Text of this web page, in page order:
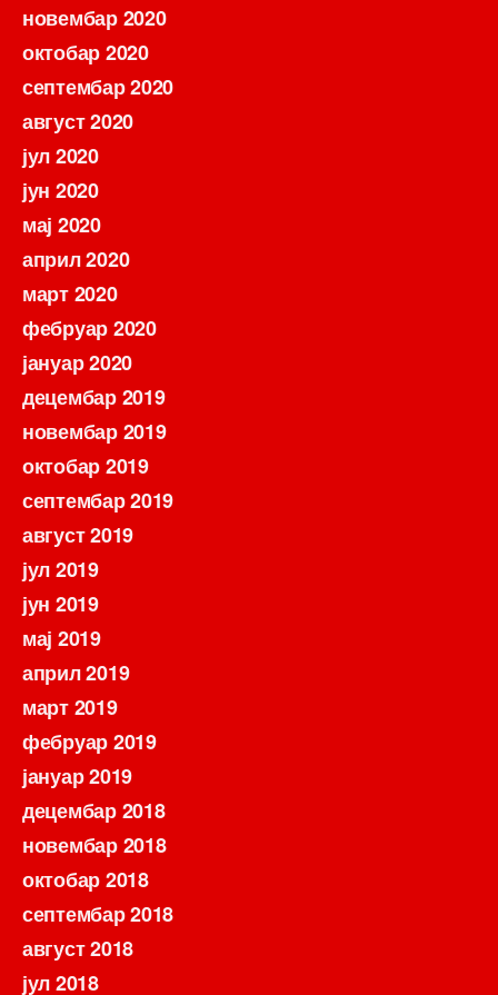
новембар 2020
октобар 2020
септембар 2020
август 2020
јул 2020
јун 2020
мај 2020
април 2020
март 2020
фебруар 2020
јануар 2020
децембар 2019
новембар 2019
октобар 2019
септембар 2019
август 2019
јул 2019
јун 2019
мај 2019
април 2019
март 2019
фебруар 2019
јануар 2019
децембар 2018
новембар 2018
октобар 2018
септембар 2018
август 2018
јул 2018